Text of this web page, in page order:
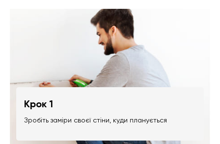
Крок 1
Зробіть заміри своєї стіни, куди планується